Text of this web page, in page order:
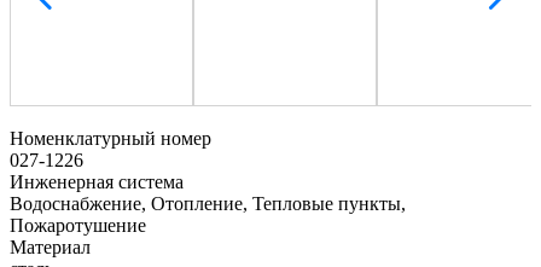
Номенклатурный номер
027-1226
Инженерная система
Водоснабжение, Отопление, Тепловые пункты,
Пожаротушение
Материал